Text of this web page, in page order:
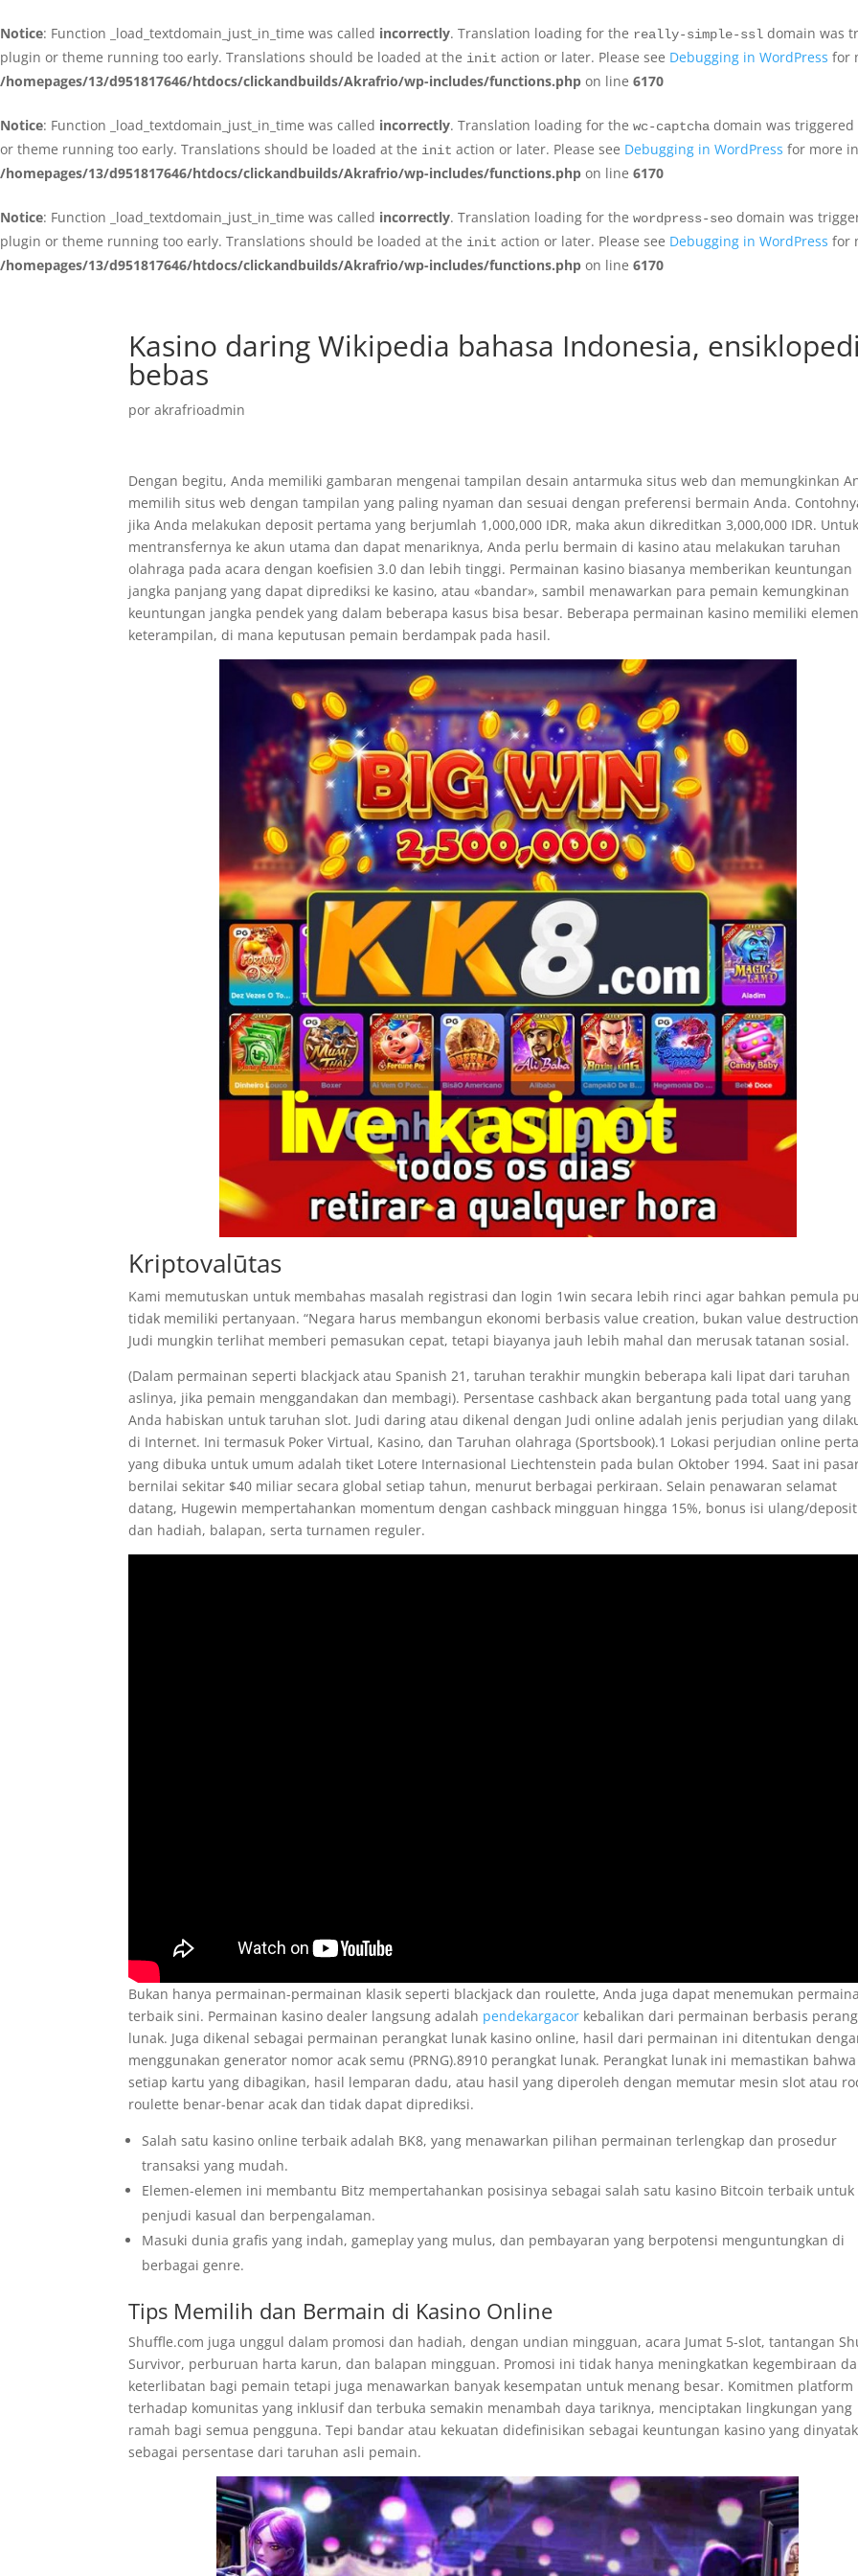
Notice: Function _load_textdomain_just_in_time was called incorrectly. Translation loading for the really-simple-ssl domain was
plugin or theme running too early. Translations should be loaded at the init action or later. Please see Debugging in WordPress for
/homepages/13/d951817646/htdocs/clickandbuilds/Akrafrio/wp-includes/functions.php on line 6170
Notice: Function _load_textdomain_just_in_time was called incorrectly. Translation loading for the wc-captcha domain was
or theme running too early. Translations should be loaded at the init action or later. Please see Debugging in WordPress for more
/homepages/13/d951817646/htdocs/clickandbuilds/Akrafrio/wp-includes/functions.php on line 6170
Notice: Function _load_textdomain_just_in_time was called incorrectly. Translation loading for the wordpress-seo domain was
plugin or theme running too early. Translations should be loaded at the init action or later. Please see Debugging in WordPress for
/homepages/13/d951817646/htdocs/clickandbuilds/Akrafrio/wp-includes/functions.php on line 6170
Kasino daring Wikipedia bahasa Indonesia,
bebas
porakrafrioadmin
Dengan begitu, Anda memiliki gambaran mengenai tampilan desain antarmuka situs web dan memungkinkan
memilih situs web dengan tampilan yang paling nyaman dan sesuai dengan preferensi bermain Anda.
jika Anda melakukan deposit pertama yang berjumlah 1,000,000 IDR, maka akun dikreditkan 3,000,000 IDR. Untuk
mentransfernya ke akun utama dan dapat menariknya, Anda perlu bermain di kasino atau melakukan taruhan
olahraga pada acara dengan koefisien 3.0 dan lebih tinggi. Permainan kasino biasanya memberikan keuntungan
jangka panjang yang dapat diprediksi ke kasino, atau «bandar», sambil menawarkan para pemain kemungkinan
keuntungan jangka pendek yang dalam beberapa kasus bisa besar. Beberapa permainan kasino memiliki elemen
keterampilan, di mana keputusan pemain berdampak pada hasil.
Kriptovalūtas
Kami memutuskan untuk membahas masalah registrasi dan login 1win secara lebih rinci agar bahkan pemula
tidak memiliki pertanyaan. “Negara harus membangun ekonomi berbasis value creation, bukan value
Judi mungkin terlihat memberi pemasukan cepat, tetapi biayanya jauh lebih mahal dan merusak tatanan sosial.
(Dalam permainan seperti blackjack atau Spanish 21, taruhan terakhir mungkin beberapa kali lipat dari taruhan
aslinya, jika pemain menggandakan dan membagi). Persentase cashback akan bergantung pada total uang yang
Anda habiskan untuk taruhan slot. Judi daring atau dikenal dengan Judi online adalah jenis perjudian yang
di Internet. Ini termasuk Poker Virtual, Kasino, dan Taruhan olahraga (Sportsbook).1 Lokasi perjudian online
yang dibuka untuk umum adalah tiket Lotere Internasional Liechtenstein pada bulan Oktober 1994. Saat ini
bernilai sekitar $40 miliar secara global setiap tahun, menurut berbagai perkiraan. Selain penawaran selamat
datang, Hugewin mempertahankan momentum dengan cashback mingguan hingga 15%, bonus isi ulang/deposit
dan hadiah, balapan, serta turnamen reguler.
Bukan hanya permainan-permainan klasik seperti blackjack dan roulette, Anda juga dapat menemukan
terbaik sini. Permainan kasino dealer langsung adalah pendekargacor kebalikan dari permainan berbasis
lunak. Juga dikenal sebagai permainan perangkat lunak kasino online, hasil dari permainan ini ditentukan
menggunakan generator nomor acak semu (PRNG).8910 perangkat lunak. Perangkat lunak ini memastikan bahwa
setiap kartu yang dibagikan, hasil lemparan dadu, atau hasil yang diperoleh dengan memutar mesin slot atau
roulette benar-benar acak dan tidak dapat diprediksi.
Salah satu kasino online terbaik adalah BK8, yang menawarkan pilihan permainan terlengkap dan prosedur
transaksi yang mudah.
Elemen-elemen ini membantu Bitz mempertahankan posisinya sebagai salah satu kasino Bitcoin terbaik untuk
penjudi kasual dan berpengalaman.
Masuki dunia grafis yang indah, gameplay yang mulus, dan pembayaran yang berpotensi menguntungkan di
berbagai genre.
Tips Memilih dan Bermain di Kasino Online
Shuffle.com juga unggul dalam promosi dan hadiah, dengan undian mingguan, acara Jumat 5-slot, tantangan
Survivor, perburuan harta karun, dan balapan mingguan. Promosi ini tidak hanya meningkatkan kegembiraan
keterlibatan bagi pemain tetapi juga menawarkan banyak kesempatan untuk menang besar. Komitmen platform
terhadap komunitas yang inklusif dan terbuka semakin menambah daya tariknya, menciptakan lingkungan yang
ramah bagi semua pengguna. Tepi bandar atau kekuatan didefinisikan sebagai keuntungan kasino yang
sebagai persentase dari taruhan asli pemain.